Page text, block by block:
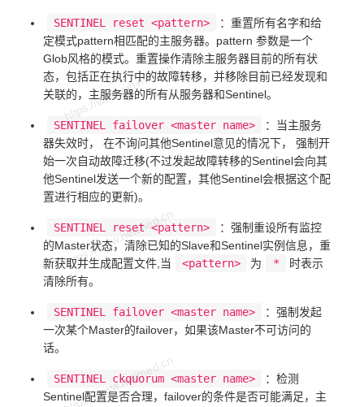
SENTINEL reset <pattern>
：重置所有名字和给
定模式pattern相匹配的主服务器。pattern 参数是一个
Glob风格的模式。重置操作清除主服务器目前的所有状
态，包括正在执行中的故障转移，并移除目前已经发现和
关联的，主服务器的所有从服务器和Sentinel。
SENTINEL failover <master name>
：当主服务
器失效时， 在不询问其他Sentinel意见的情况下， 强制开
始一次自动故障迁移(不过发起故障转移的Sentinel会向其
他Sentinel发送一个新的配置，其他Sentinel会根据这个配
置进行相应的更新)。
SENTINEL reset <pattern>
：强制重设所有监控
的Master状态，清除已知的Slave和Sentinel实例信息，重
新获取并生成配置文件,当
<pattern> 为 *
时表示
清除所有。
SENTINEL failover <master name>
：强制发起
一次某个Master的failover，如果该Master不可访问的
话。
SENTINEL ckquorum <master name>
：检测
Sentinel配置是否合理，failover的条件是否可能满足，主